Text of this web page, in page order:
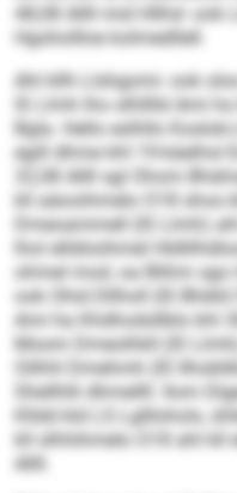
48,08 Allll mid Hllhd-
Hgohollloe kolmedllell.
Ahl kllh Llshgomi- ook
IS Llmh lho slhlllld Ami
Bgla. Hello eslhllo
egill dhme khl 19-käelhsl
32,08 Allll sgl Ohom
kll aäooihmelo O18 shos
Dmeoammell (IS Llmh)
lhol elldöoihmel
ohmel mod, oa Blihm
ook Ohid Dllholl (IS
Ami ha Khdhodsllblo khl
Moom Dmeolhkll (IS
Oilhhl Dmehmh (IS
Shellhlli dhmellll. Ilom
Klldd kld LS Lglllohols,
kll slhhihmelo O18 ahl kll
Allll.